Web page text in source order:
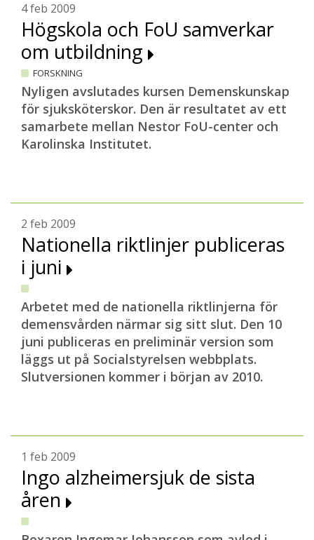
4 feb 2009
Högskola och FoU samverkar
om utbildning
FORSKNING
Nyligen avslutades kursen Demenskunskap
för sjuksköterskor. Den är resultatet av ett
samarbete mellan Nestor FoU-center och
Karolinska Institutet.
2 feb 2009
Nationella riktlinjer publiceras
i juni
Arbetet med de nationella riktlinjerna för
demensvården närmar sig sitt slut. Den 10
juni publiceras en preliminär version som
läggs ut på Socialstyrelsen webbplats.
Slutversionen kommer i början av 2010.
1 feb 2009
Ingo alzheimersjuk de sista
åren